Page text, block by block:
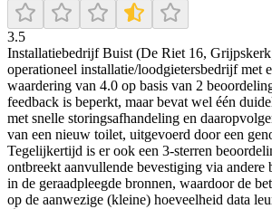
3.5
Installatiebedrijf Buist (De Riet 16,
operationeel installatie/loodgietersbedrijf met
waardering van 4.0 op basis van 2
feedback is beperkt, maar bevat wel één
met snelle storingsafhandeling en
van een nieuw toilet, uitgevoerd door een
Tegelijkertijd is er ook een 3-sterren
ontbreekt aanvullende bevestiging via andere
in de geraadpleegde bronnen, waardoor de
op de aanwezige (kleine) hoeveelheid data